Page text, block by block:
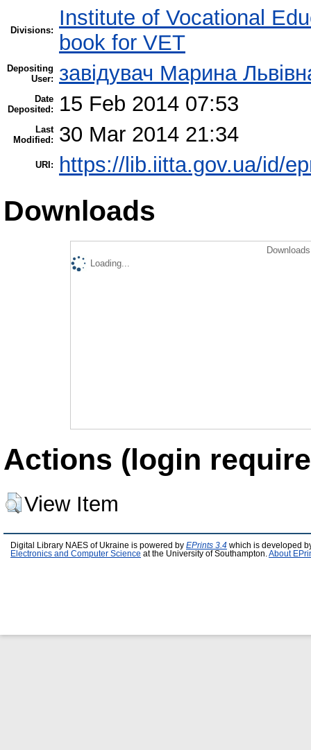
Divisions:
Institute of Vocational
book for VET
Depositing
User:
завідувач Марина
Date
Deposited:
15 Feb 2014 07:53
Last
Modified:
30 Mar 2014 21:34
URI: https://lib.iitta.gov.ua/id/
Downloads
Loading...
Actions (login
View Item
Digital Library NAES of Ukraine is powered by EPrints 3.4 which is developed
Electronics and Computer Science at the University of Southampton. About